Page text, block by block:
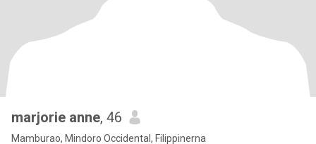
marjorie anne, 46
Mamburao, Mindoro Occidental, Filippinerna